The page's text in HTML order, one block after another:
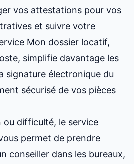
vos attestations pour vos
et suivre votre
Mon dossier locatif,
simplifie davantage les
signature électronique du
sécurisé de vos pièces
ou difficulté, le service
permet de prendre
conseiller dans les bureaux,